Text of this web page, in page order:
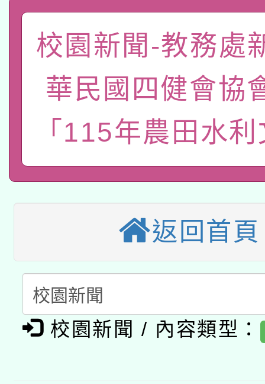
關事宜
轉知教育部國民及學前
國立臺灣師範大學辦理
年度健康促進學校輔導
業成長研習」實施計畫
函轉國家教育研究院中
原住民族教育政策研討
族教育國際趨勢與發展
新北市政府教育局辦理
師專業成長研習實施計
方素養工作坊新北場」
函轉國立臺灣師範大學
族語言臺北學習中心
「族語學習班」招生簡
轉知有關國立成功大學
年度COVID-19疫苗接
接種對象擴大為「滿6
月28日止
轉知經濟部水利署委託
業技術研究院辦理「
動」
115年8月22日(星期六
桃園市孔廟祈福系列
開 智慧啟航」
2026年桃園地景藝術
「2026桃園藝術巡演
關事宜
轉知教育部國民及學前
國立臺灣師範大學辦
函轉國家教育研究院中
校園新聞-教務處
華民國四健會協
「115年農田水
返回首頁
校園新聞 / 內容類型：